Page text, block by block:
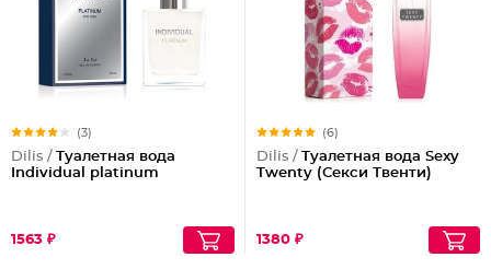
(3)
Dilis / Туалетная вода
Individual platinum
1563 ₽
(6)
Dilis / Туалетная вода Sexy
Twenty (Секси Твенти)
1380 ₽